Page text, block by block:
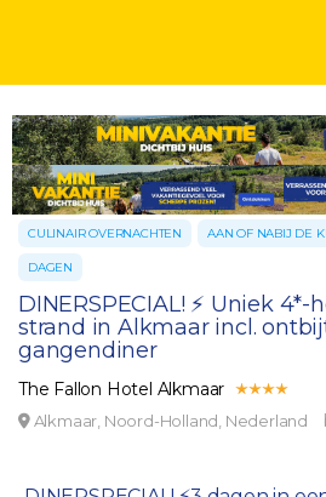
CULINAIR OVERNACHTEN AAN OF NABIJ DE
DAGEN
DINERSPECIAL! ⚡ Uniek
strand in Alkmaar incl.
gangendiner
The Fallon Hotel Alkmaar
Alkmaar, Noord-Holland, Nederland